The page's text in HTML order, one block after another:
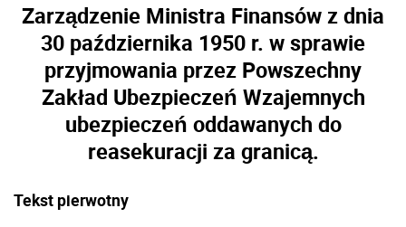
Zarządzenie Ministra Finansów z dnia
30 października 1950 r. w sprawie
przyjmowania przez Powszechny
Zakład Ubezpieczeń Wzajemnych
ubezpieczeń oddawanych do
reasekuracji za granicą.
Tekst pierwotny